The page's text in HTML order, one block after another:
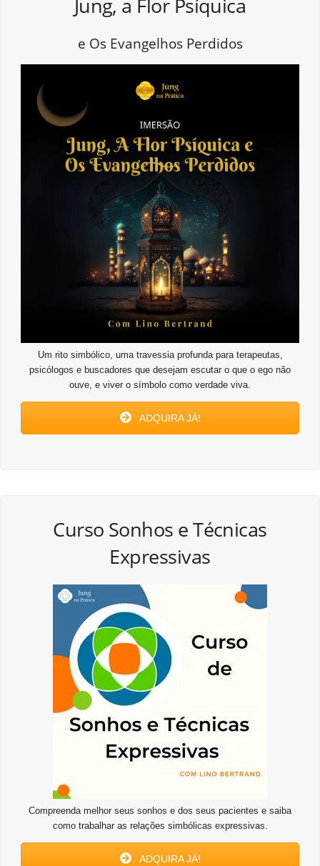
e Os Evangelhos Perdidos
Um rito simbólico, uma travessia profunda para terapeutas,
psicólogos e buscadores que desejam escutar o que o ego não
ouve, e viver o símbolo como verdade viva.
ADQUIRA JÁ!
Curso Sonhos e Técnicas
Expressivas
Compreenda melhor seus sonhos e dos seus pacientes e saiba
como trabalhar as relações simbólicas expressivas.
ADQUIRA JÁ!